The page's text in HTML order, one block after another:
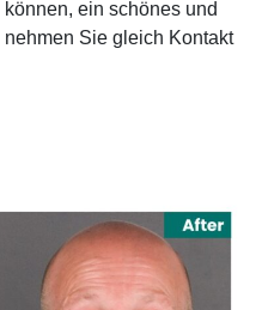
ein schönes und
Sie gleich Kontakt